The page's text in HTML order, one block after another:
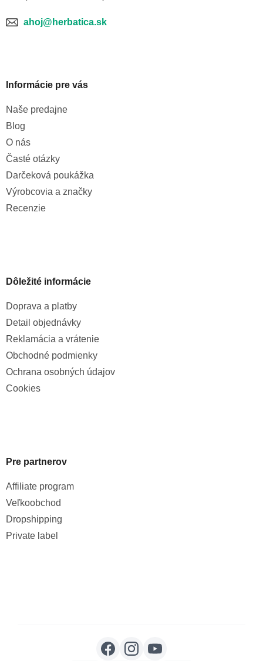
ahoj@herbatica.sk
Informácie pre vás
Naše predajne
Blog
O nás
Časté otázky
Darčeková poukážka
Výrobcovia a značky
Recenzie
Dôležité informácie
Doprava a platby
Detail objednávky
Reklamácia a vrátenie
Obchodné podmienky
Ochrana osobných údajov
Cookies
Pre partnerov
Affiliate program
Veľkoobchod
Dropshipping
Private label